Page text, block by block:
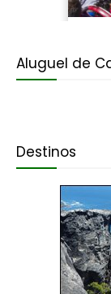
Aluguel de
Destinos